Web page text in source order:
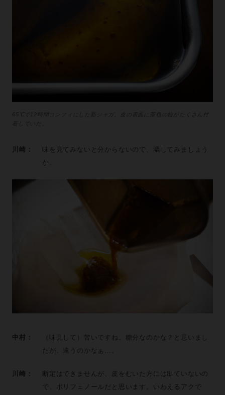
65℃で12時間コンフィにした新ジャガ。皮の表面に茶色の粒がたくさん付
川崎：
味を見てみないと分からないので、漉してみましょう
か。
中村：
（味見して）苦いですね。糖分なのかな？と思いまし
たが、違うのかなぁ…。
川崎：
断定はできませんが、皮をむいた方には出ていないの
で、ポリフェノールだと思います。いわえるアクで